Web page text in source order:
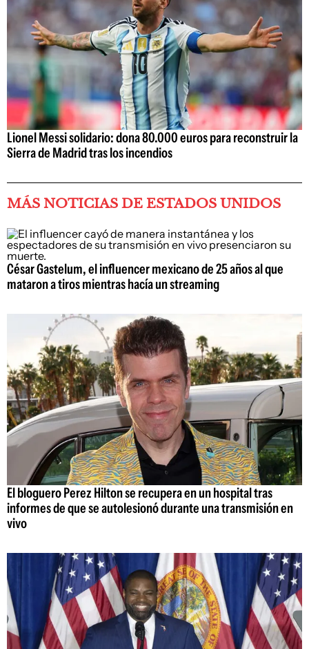
Lionel Messi solidario: dona 80.000 euros para reconstruir la
Sierra de Madrid tras los incendios
MÁS NOTICIAS DE ESTADOS UNIDOS
César Gastelum, el influencer mexicano de 25 años al que
mataron a tiros mientras hacía un streaming
El bloguero Perez Hilton se recupera en un hospital tras
informes de que se autolesionó durante una transmisión en
vivo